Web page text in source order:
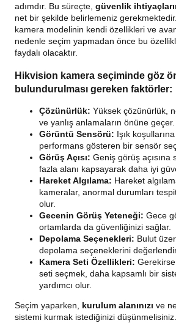
adımdır. Bu süreçte, güvenlik
net bir şekilde belirlemeniz
kamera modelinin kendi özellikleri ve
nedenle seçim yapmadan önce bu
faydalı olacaktır.
Hikvision kamera seçiminde göz
bulundurulması gereken faktörler:
Çözünürlük: Yüksek çözünürlük,
ve yanlış anlamaların önüne geçer.
Görüntü Sensörü: Işık
performans gösteren bir sensör
Görüş Açısı: Geniş görüş
fazla alanı kapsayarak daha iyi
Hareket Algılama: Hareket
kameralar, anormal durumları
olur.
Gecenin Görüş Yeteneği: Gece
ortamlarda da güvenliğinizi sağlar.
Depolama Seçenekleri: Bulut
depolama seçeneklerini
Kamera Seti Özellikleri:
seti seçmek, daha kapsamlı bir
yardımcı olur.
Seçim yaparken, kurulum alanınızı ve
sistemi kurmak istediğinizi